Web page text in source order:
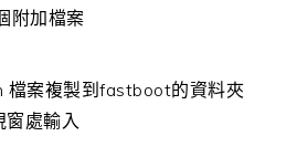
附加檔案
檔案複製到fastboot的資料夾
窗處輸入